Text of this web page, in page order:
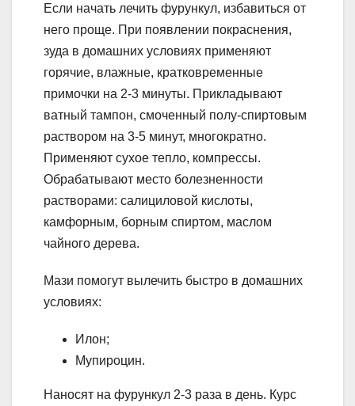
Если начать лечить фурункул, избавиться от
него проще. При появлении покраснения,
зуда в домашних условиях применяют
горячие, влажные, кратковременные
примочки на 2-3 минуты. Прикладывают
ватный тампон, смоченный полу-спиртовым
раствором на 3-5 минут, многократно.
Применяют сухое тепло, компрессы.
Обрабатывают место болезненности
растворами: салициловой кислоты,
камфорным, борным спиртом, маслом
чайного дерева.
Мази помогут вылечить быстро в домашних
условиях:
Илон;
Мупироцин.
Наносят на фурункул 2-3 раза в день. Курс